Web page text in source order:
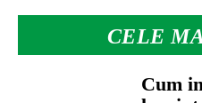
CELE
Cum